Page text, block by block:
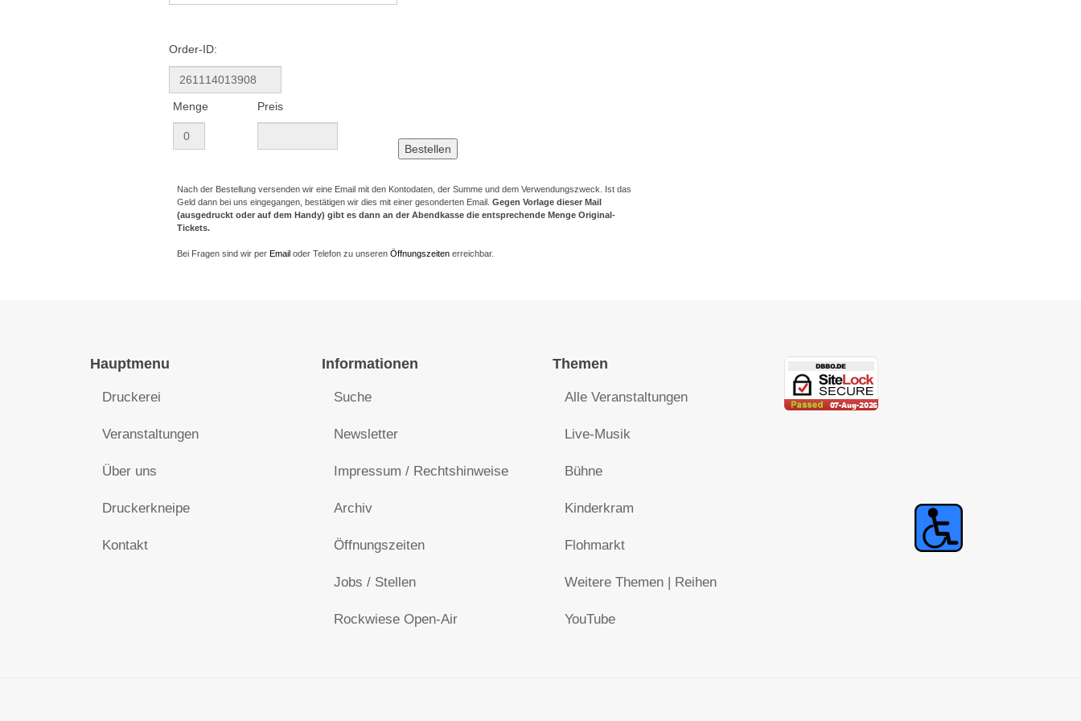
Order-ID:
Menge Preis
Nach der Bestellung versenden wir eine Email mit den Kontodaten, der Summe und dem Verwendungszweck. Ist das
Geld dann bei uns eingegangen, bestätigen wir dies mit einer gesonderten Email.Gegen Vorlage dieser Mail
(ausgedruckt oder auf dem Handy) gibt es dann an der Abendkasse die entsprechende Menge Original-
Tickets.
Bei Fragen sind wir perEmail oder Telefon zu unserenÖffnungszeiten erreichbar.
Hauptmenu
Druckerei
Veranstaltungen
Über uns
Druckerkneipe
Kontakt
Informationen
Suche
Newsletter
Impressum / Rechtshinweise
Archiv
Öffnungszeiten
Jobs / Stellen
Rockwiese Open-Air
Themen
Alle Veranstaltungen
Live-Musik
Bühne
Kinderkram
Flohmarkt
Weitere Themen | Reihen
YouTube